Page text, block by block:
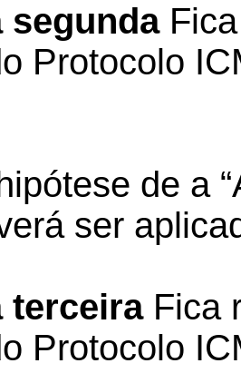
segunda
Protocolo
de a
ser
terceiraFica
Protocolo